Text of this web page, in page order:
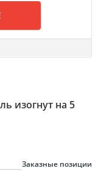
изогнут на 5
Заказные позиции